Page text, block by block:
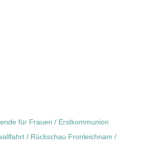
für Frauen / Erstkommunion
/ Rückschau Fronleichnam /